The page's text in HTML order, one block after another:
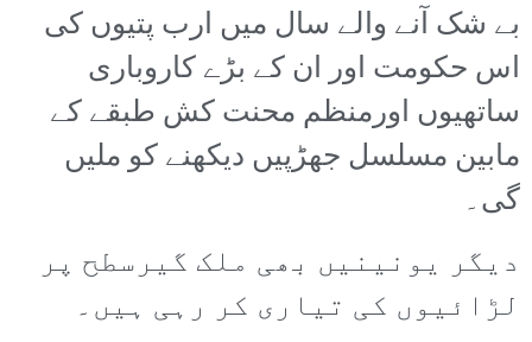
بے شک آنے والے سال میں ارب پتیوں کی
اس حکومت اور ان کے بڑے کاروباری
ساتھیوں اورمنظم محنت کش طبقے کے
مابین مسلسل جھڑپیں دیکھنے کو ملیں
گی۔
دیگر یونینیں بھی ملک گیرسطح پر
لڑائیوں کی تیاری کر رہی ہیں۔